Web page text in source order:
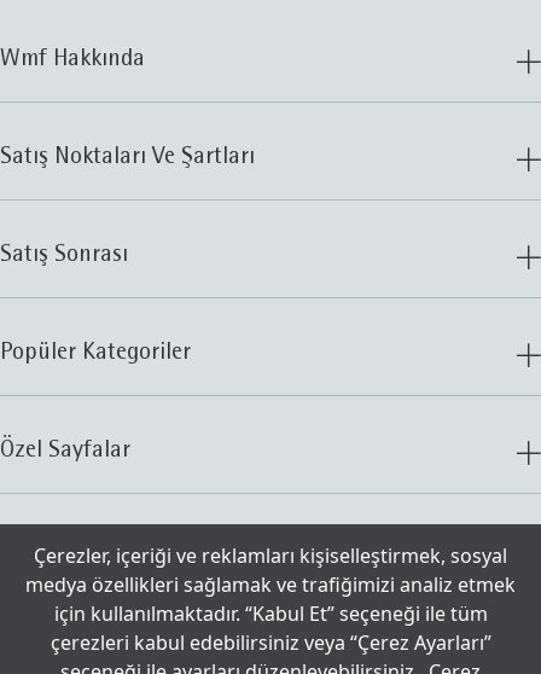
Çerezler, içeriği ve reklamları kişiselleştirmek, sosyal
medya özellikleri sağlamak ve trafiğimizi analiz etmek
için kullanılmaktadır. “Kabul Et” seçeneği ile tüm
çerezleri kabul edebilirsiniz veya “Çerez Ayarları”
Wmf Hakkında
Satış Noktaları Ve Şartları
Satış Sonrası
Popüler Kategoriler
Özel Sayfalar
İletişim
© 2025 WMF Çerezler